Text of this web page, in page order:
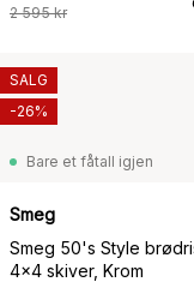
2 595 kr
Bare et fåtall igjen
Smeg
Smeg 50's Style
4x4 skiver, Krom
SALG
-26%